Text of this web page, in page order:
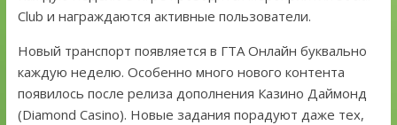
Club и награждаются активные пользователи.
Новый транспорт появляется в ГТА Онлайн буквально
каждую неделю. Особенно много нового контента
появилось после релиза дополнения Казино Даймонд
(Diamond Casino). Новые задания порадуют даже тех,